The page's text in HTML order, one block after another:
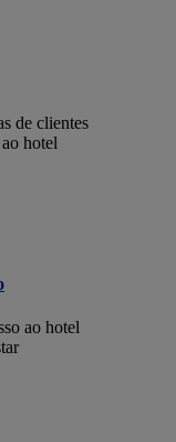
de clientes
hotel
ao hotel